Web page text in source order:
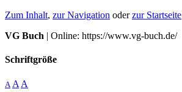
Zum Inhalt, zur Navigation oderzur Startseite
VG Buch | Online: https://www.vg-buch.de/
Schriftgröße
A A A